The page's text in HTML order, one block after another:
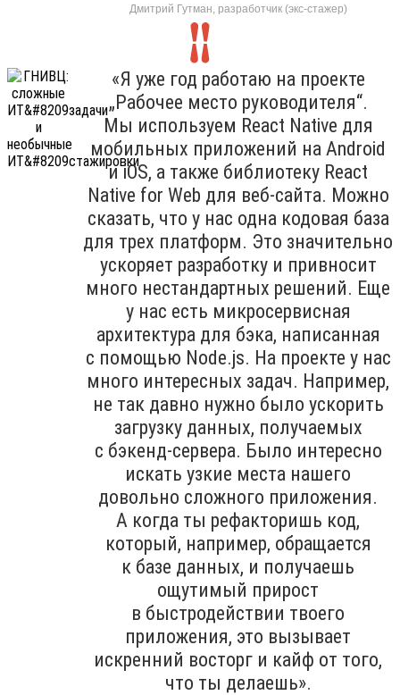
Дмитрий Гутман, разработчик (экс-стажер)
«Я уже год работаю на проекте
„Рабочее место руководителя“.
Мы используем React Native для
мобильных приложений на Android
и iOS, а также библиотеку React
Native for Web для веб-сайта. Можно
сказать, что у нас одна кодовая база
для трех платформ. Это значительно
ускоряет разработку и привносит
много нестандартных решений. Еще
у нас есть микросервисная
архитектура для бэка, написанная
с помощью Node.js. На проекте у нас
много интересных задач. Например,
не так давно нужно было ускорить
загрузку данных, получаемых
с бэкенд-сервера. Было интересно
искать узкие места нашего
довольно сложного приложения.
А когда ты рефакторишь код,
который, например, обращается
к базе данных, и получаешь
ощутимый прирост
в быстродействии твоего
приложения, это вызывает
искренний восторг и кайф от того,
что ты делаешь».